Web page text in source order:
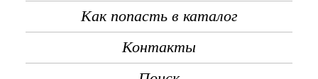
Как попасть в каталог
Контакты